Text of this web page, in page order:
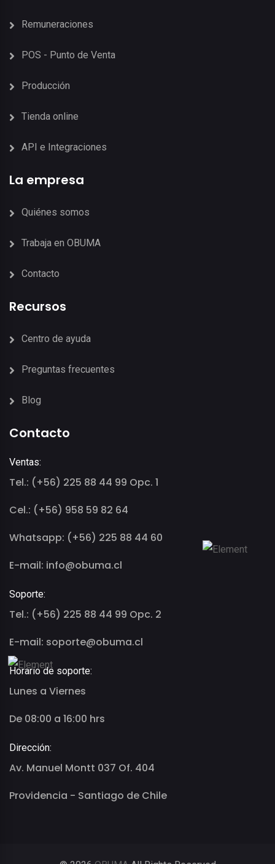
Remuneraciones
POS - Punto de Venta
Producción
Tienda online
API e Integraciones
La empresa
Quiénes somos
Trabaja en OBUMA
Contacto
Recursos
Centro de ayuda
Preguntas frecuentes
Blog
Contacto
Ventas:
Tel.: (+56) 225 88 44 99 Opc. 1
Cel.: (+56) 958 59 82 64
Whatsapp: (+56) 225 88 44 60
E-mail: info@obuma.cl
Soporte:
Tel.: (+56) 225 88 44 99 Opc. 2
E-mail: soporte@obuma.cl
Horario de soporte:
Lunes a Viernes
De 08:00 a 16:00 hrs
Dirección:
Av. Manuel Montt 037 Of. 404
Providencia - Santiago de Chile